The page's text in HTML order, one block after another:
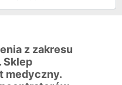
z zakresu
Sklep
medyczny.